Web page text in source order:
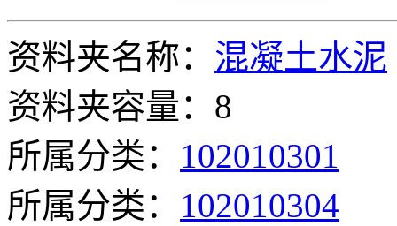
资料夹名称： 混凝土水泥
资料夹容量：8
所属分类： 102010301
所属分类： 102010304